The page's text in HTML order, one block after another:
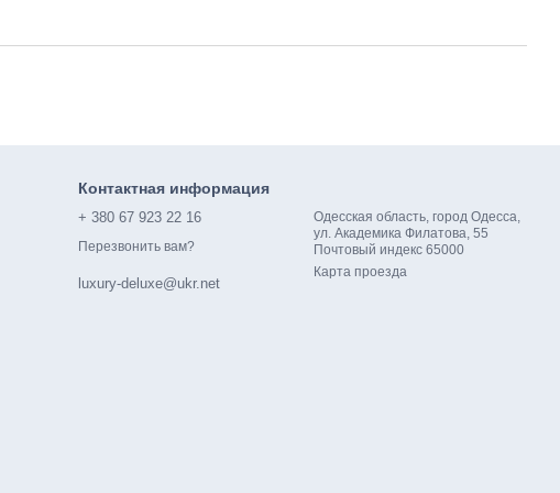
Контактная информация
+ 380 67 923 22 16
Перезвонить вам?
luxury-deluxe@ukr.net
Одесская область, город Одесса,
ул. Академика Филатова, 55
Почтовый индекс 65000
Карта проезда